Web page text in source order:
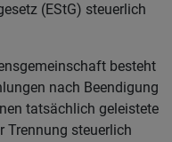
(EStG) steuerlich
besteht
nach Beendigung
tatsächlich geleistete
Trennung steuerlich